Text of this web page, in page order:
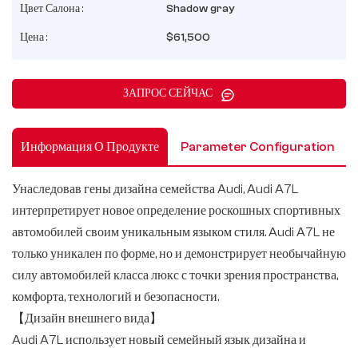
Цвет Салона : Shadow gray
Цена : $61,500
ЗАПРОС СЕЙЧАС
Информация О Продукте Parameter Configuration
Унаследовав гены дизайна семейства Audi, Audi A7L
интерпретирует новое определение роскошных спортивных
автомобилей своим уникальным языком стиля. Audi A7L не
только уникален по форме, но и демонстрирует необычайную
силу автомобилей класса люкс с точки зрения пространства,
комфорта, технологий и безопасности.
【Дизайн внешнего вида】
Audi A7L использует новый семейный язык дизайна и